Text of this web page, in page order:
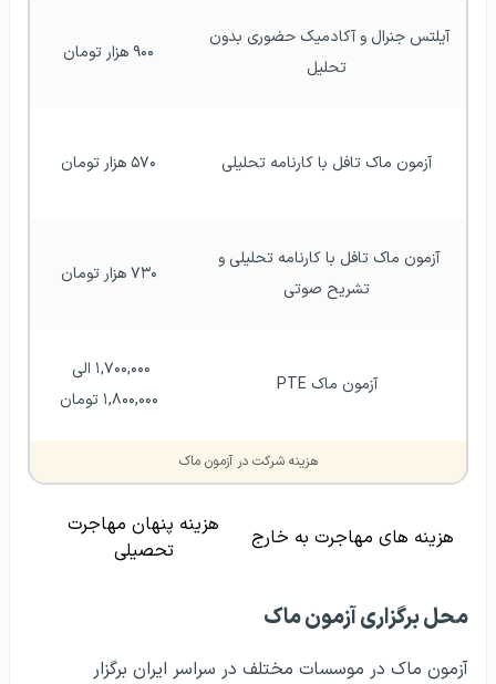
تحلیل
۹۰۰ هزار تومان
آزمون ماک تافل با کارنامه تحلیلی ۵۷۰ هزار تومان
تشریح صوتی
۷۳۰ هزار تومان
آزمون ماک PTE
۱,۸۰۰,۰۰۰ تومان
هزینه شرکت در آزمون ماک
هزینه های مهاجرت به خارج
هزینه پنهان مهاجرت
تحصیلی
محل برگزاری آزمون ماک
آزمون ماک در موسسات مختلف در سراسر ایران برگزار